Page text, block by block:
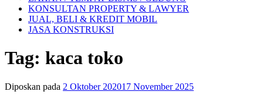
KONSULTAN PROPERTY & LAWYER
JUAL, BELI & KREDIT MOBIL
JASA KONSTRUKSI
Tag: kaca toko
Diposkan pada 2 Oktober 202017 November 2025